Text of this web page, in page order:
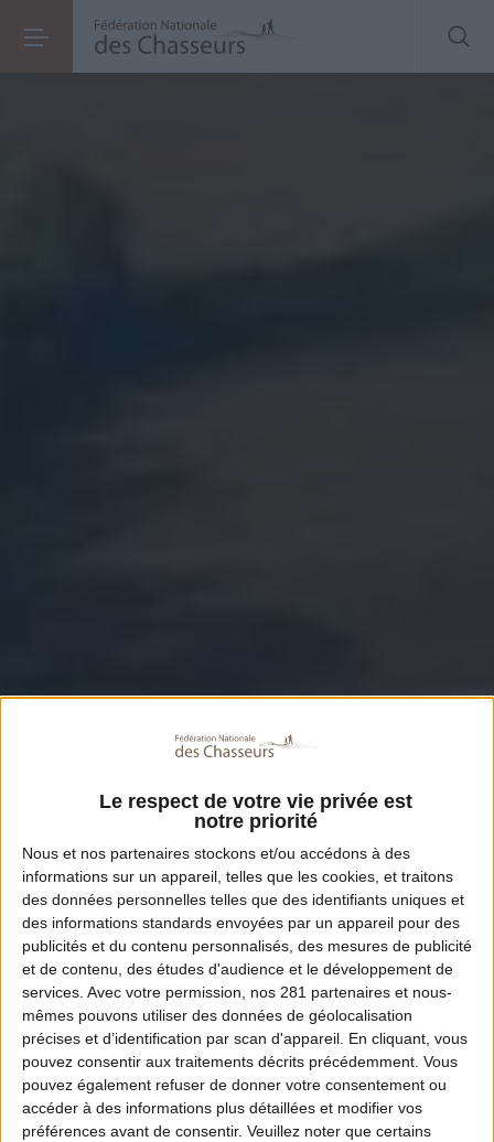
Le respect de votre vie privée est
notre priorité
Nous et nos partenaires stockons et/ou accédons à des
informations sur un appareil, telles que les cookies, et traitons
des données personnelles telles que des identifiants uniques et
des informations standards envoyées par un appareil pour des
publicités et du contenu personnalisés, des mesures de publicité
et de contenu, des études d'audience et le développement de
services. Avec votre permission, nos 281 partenaires et nous-
mêmes pouvons utiliser des données de géolocalisation
précises et d’identification par scan d'appareil. En cliquant, vous
pouvez consentir aux traitements décrits précédemment. Vous
pouvez également refuser de donner votre consentement ou
accéder à des informations plus détaillées et modifier vos
préférences avant de consentir. Veuillez noter que certains